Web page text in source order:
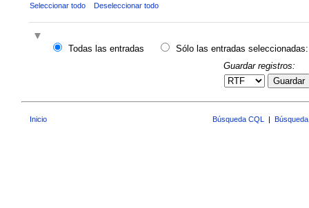
Seleccionar todo Deseleccionar todo
Todas las entradas
Sólo las entradas seleccionadas:
Guardar registros:
Guardar
Inicio Búsqueda CQL